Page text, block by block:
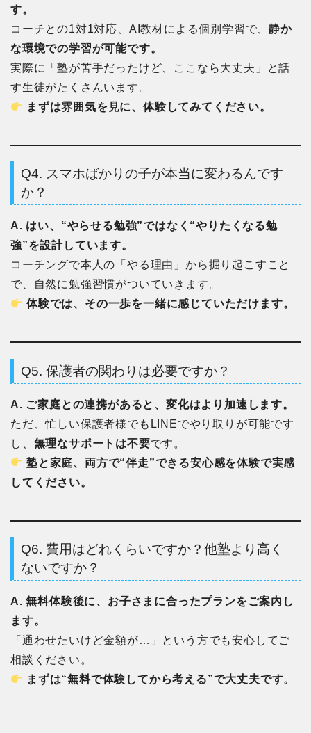
す。
コーチとの1対1対応、AI教材による個別学習で、静か
な環境での学習が可能です。
実際に「塾が苦手だったけど、ここなら大丈夫」と話
す生徒がたくさんいます。
まずは雰囲気を見に、体験してみてください。
Q4. スマホばかりの子が本当に変わるんです
か？
A. はい、“やらせる勉強”ではなく“やりたくなる勉
強”を設計しています。
コーチングで本人の「やる理由」から掘り起こすこと
で、自然に勉強習慣がついていきます。
体験では、その一歩を一緒に感じていただけます。
Q5. 保護者の関わりは必要ですか？
A. ご家庭との連携があると、変化はより加速します。
ただ、忙しい保護者様でもLINEでやり取りが可能です
し、 無理なサポートは不要です。
塾と家庭、両方で“伴走”できる安心感を体験で実感
してください。
Q6. 費用はどれくらいですか？他塾より高く
ないですか？
A. 無料体験後に、お子さまに合ったプランをご案内し
ます。
「通わせたいけど金額が…」という方でも安心してご
相談ください。
まずは“無料で体験してから考える”で大丈夫です。